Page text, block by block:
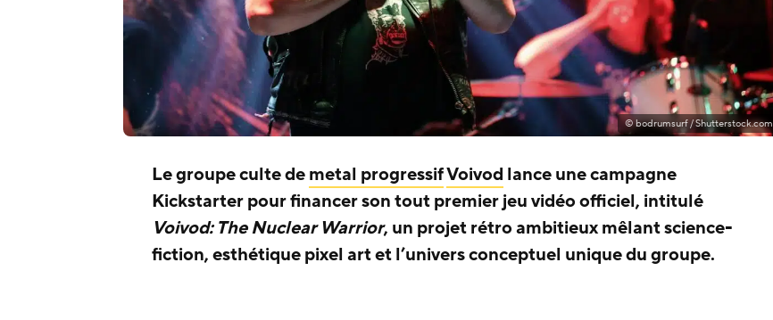
© bodrumsurf / Shutterstock.com
Le groupe culte demetal progressifVoivod lance une campagne
Kickstarter pour financer son tout premier jeu vidéo officiel, intitulé
Voivod: The Nuclear Warrior, un projet rétro ambitieux mêlant science-
fiction, esthétique pixel art et l’univers conceptuel unique du groupe.